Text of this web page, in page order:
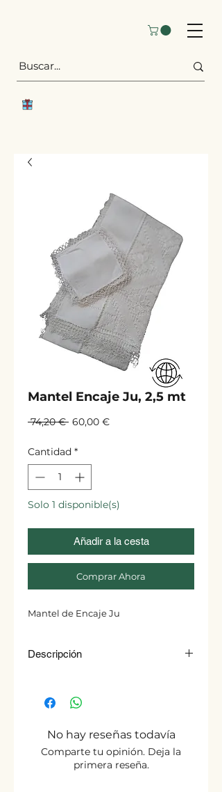
Mantel Encaje Ju, 2,5 mt
74,20 € Precio
60,00 €Precio
Cantidad *
Solo 1 disponible(s)
Añadir a la cesta
Comprar Ahora
Mantel de Encaje Ju
Descripción
2,5 mt, 8 servilletas
No hay reseñas todavía
Comparte tu opinión. Deja la
primera reseña.